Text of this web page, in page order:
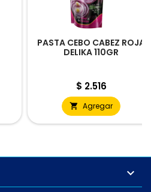
PASTA CEBO CABEZ ROJA
DELIKA 110GR
Precio
$ 2.516
 Agregar
